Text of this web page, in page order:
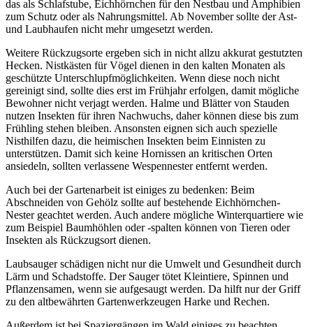
das als Schlafstube, Eichhörnchen für den Nestbau und Amphibien
zum Schutz oder als Nahrungsmittel. Ab November sollte der Ast-
und Laubhaufen nicht mehr umgesetzt werden.
Weitere Rückzugsorte ergeben sich in nicht allzu akkurat gestutzten
Hecken. Nistkästen für Vögel dienen in den kalten Monaten als
geschützte Unterschlupfmöglichkeiten. Wenn diese noch nicht
gereinigt sind, sollte dies erst im Frühjahr erfolgen, damit mögliche
Bewohner nicht verjagt werden. Halme und Blätter von Stauden
nutzen Insekten für ihren Nachwuchs, daher können diese bis zum
Frühling stehen bleiben. Ansonsten eignen sich auch spezielle
Nisthilfen dazu, die heimischen Insekten beim Einnisten zu
unterstützen. Damit sich keine Hornissen an kritischen Orten
ansiedeln, sollten verlassene Wespennester entfernt werden.
Auch bei der Gartenarbeit ist einiges zu bedenken: Beim
Abschneiden von Gehölz sollte auf bestehende Eichhörnchen-
Nester geachtet werden. Auch andere mögliche Winterquartiere wie
zum Beispiel Baumhöhlen oder -spalten können von Tieren oder
Insekten als Rückzugsort dienen.
Laubsauger schädigen nicht nur die Umwelt und Gesundheit durch
Lärm und Schadstoffe. Der Sauger tötet Kleintiere, Spinnen und
Pflanzensamen, wenn sie aufgesaugt werden. Da hilft nur der Griff
zu den altbewährten Gartenwerkzeugen Harke und Rechen.